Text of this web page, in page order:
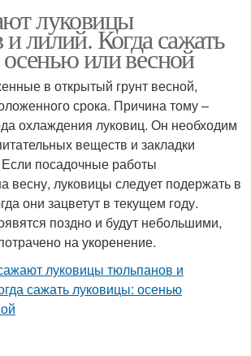
луковицы
лилий. Когда сажать
или весной
в открытый грунт весной,
срока. Причина тому –
охлаждения луковиц. Он необходим
веществ и закладки
Если посадочные работы
весну, луковицы следует подержать в
они зацветут в текущем году.
поздно и будут небольшими,
на укоренение.